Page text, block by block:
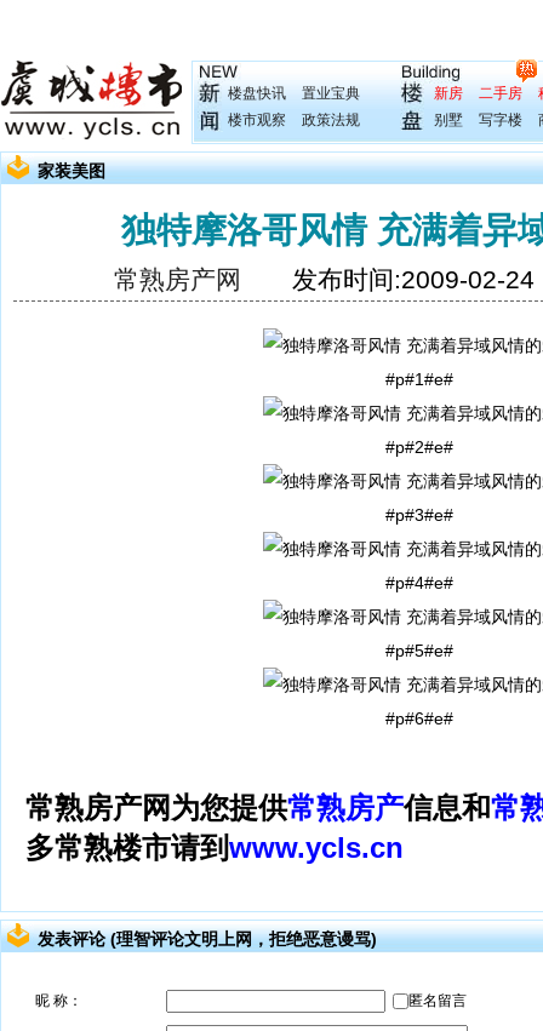
楼盘快讯
置业宝典
楼市观察
政策法规
新房 二手房
别墅
写字楼
家装美图
独特摩洛哥风情 充满着异
常熟房产网 发布时间:2009-02-
#p#1#e#
#p#2#e#
#p#3#e#
#p#4#e#
#p#5#e#
#p#6#e#
常熟房产网为您提供常熟房产信息和常
多常熟楼市请到www.ycls.cn
发表评论 (理智评论文明上网，拒绝恶意谩骂)